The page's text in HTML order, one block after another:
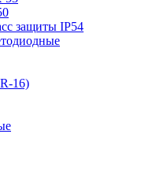
защиты IP54
16)